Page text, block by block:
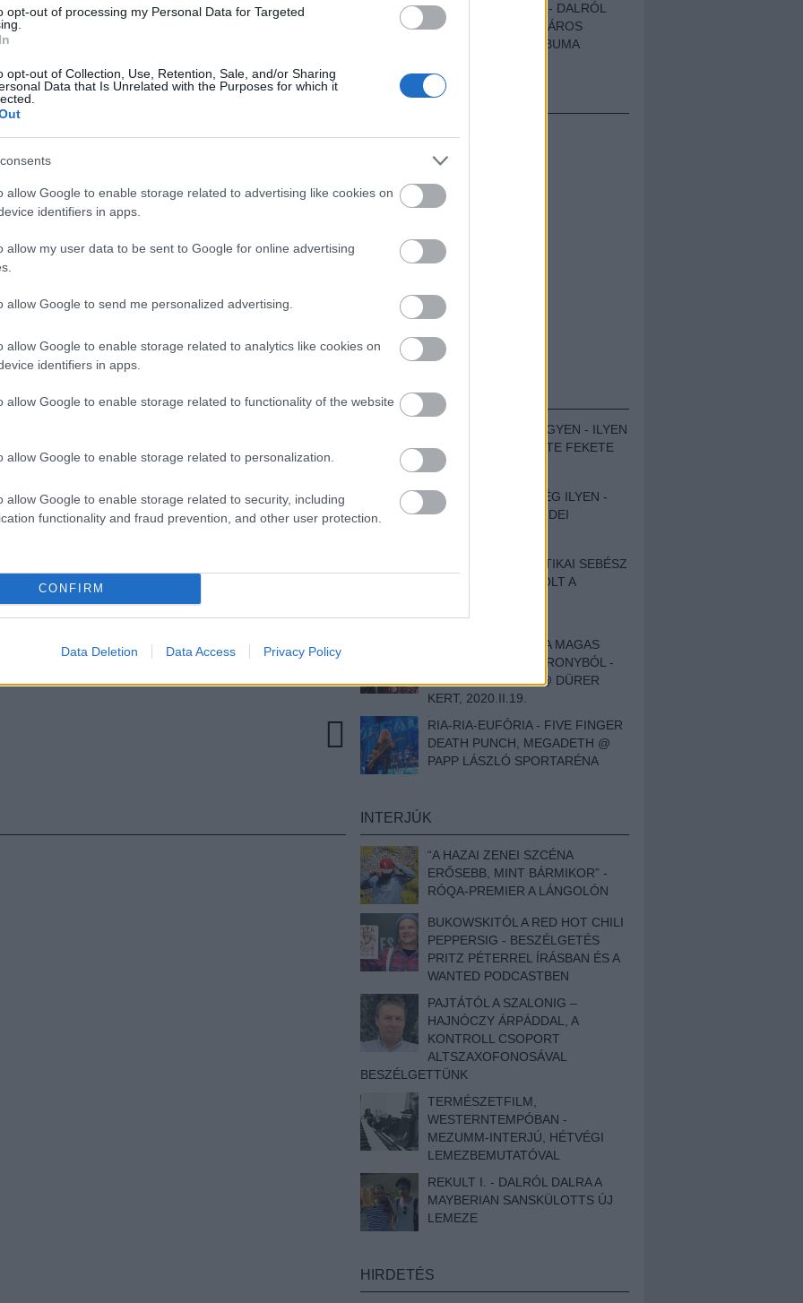
opt-out of processing my Personal Data for Targeted
opt-out of Collection, Use, Retention, Sale, and/or Sharing
Data that Is Unrelated with the Purposes for which it
allow Google to enable storage related to advertising like cookies on
identifiers in apps.
allow my user data to be sent to Google for online advertising
allow Google to send me personalized advertising.
allow Google to enable storage related to analytics like cookies on
identifiers in apps.
allow Google to enable storage related to functionality of the website
allow Google to enable storage related to personalization.
allow Google to enable storage related to security, including
functionality and fraud prevention, and other user protection.
CONFIRM
Data Deletion Data Access Privacy Policy
érkezik az új Svartkonst című
meg is lehet hallgatni.
TOVÁBB
BLACK METAL –
a Lángoló!
egyértelműen csak mozis karrier melletti
az emberben, hogy még mindig több van ebben a
Fang Island rendkívül ötletesen vágta össze a már
vikernesi (burzumi) hagyományokat inkább
kritikák.
ezt hallgasd
ELLOPOTT FÖLDIG - DALRÓL
DALRA A KÉPZELT VÁROS
SAMIZDAT CÍMŰ ALBUMA
HIRDETÉS
BESZÁMOLÓK
ZENÉS TÁBOR A HEGYEN - ILYEN
VOLT A VÍRUS SZÜLTE FEKETE
ZAJ FESZTIVÁL
SOHA NEM VOLT MÉG ILYEN -
BESZÁMOLÓNK AZ IDEI
EGY HALLÁSPLASZTIKAI SEBÉSZ
NAPLÓJA - ILYEN VOLT A
DOKUMENTUMFILM
MÉLY FÉRFIBÁNAT A MAGAS
ELEFÁNTCSONTTORONYBÓL -
LEPROUS, KLONE @ DÜRER
KERT, 2020.II.19.
RIA-RIA-EUFÓRIA - FIVE FINGER
DEATH PUNCH, MEGADETH @
PAPP LÁSZLÓ SPORTARÉNA
INTERJÚK
“A HAZAI ZENEI SZCÉNA
ERŐSEBB, MINT BÁRMIKOR” -
RÓQA-PREMIER A LÁNGOLÓN
BUKOWSKITÓL A RED HOT CHILI
PEPPERSIG - BESZÉLGETÉS
PRITZ PÉTERREL ÍRÁSBAN ÉS A
WANTED PODCASTBEN
PAJTÁTÓL A SZALONIG –
HAJNÓCZY ÁRPÁDDAL, A
KONTROLL CSOPORT
ALTSZAXOFONOSÁVAL
BESZÉLGETTÜNK
TERMÉSZETFILM,
WESTERNTEMPÓBAN -
MEZUMM-INTERJÚ, HÉTVÉGI
LEMEZBEMUTATÓVAL
REKULT I. - DALRÓL DALRA A
MAYBERIAN SANSKÜLOTTS ÚJ
LEMEZE
HIRDETÉS